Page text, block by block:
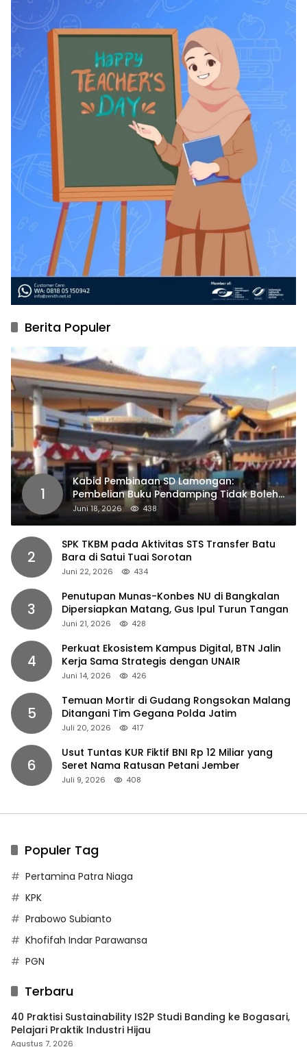
Berita Populer
1
Kabid Pembinaan SD Lamongan:
Pembelian Buku Pendamping Tidak Boleh
Dipaksakan
Juni 18, 2026 438
2
SPK TKBM pada Aktivitas STS Transfer Batu
Bara di Satui Tuai Sorotan
Juni 22, 2026 434
3
Penutupan Munas-Konbes NU di Bangkalan
Dipersiapkan Matang, Gus Ipul Turun Tangan
Juni 21, 2026 428
4
Perkuat Ekosistem Kampus Digital, BTN Jalin
Kerja Sama Strategis dengan UNAIR
Juni 14, 2026 426
5
Temuan Mortir di Gudang Rongsokan Malang
Ditangani Tim Gegana Polda Jatim
Juli 20, 2026 417
6
Usut Tuntas KUR Fiktif BNI Rp 12 Miliar yang
Seret Nama Ratusan Petani Jember
Juli 9, 2026 408
Populer Tag
Pertamina Patra Niaga
KPK
Prabowo Subianto
Khofifah Indar Parawansa
PGN
Terbaru
40 Praktisi Sustainability IS2P Studi Banding ke Bogasari,
Pelajari Praktik Industri Hijau
Agustus 7, 2026